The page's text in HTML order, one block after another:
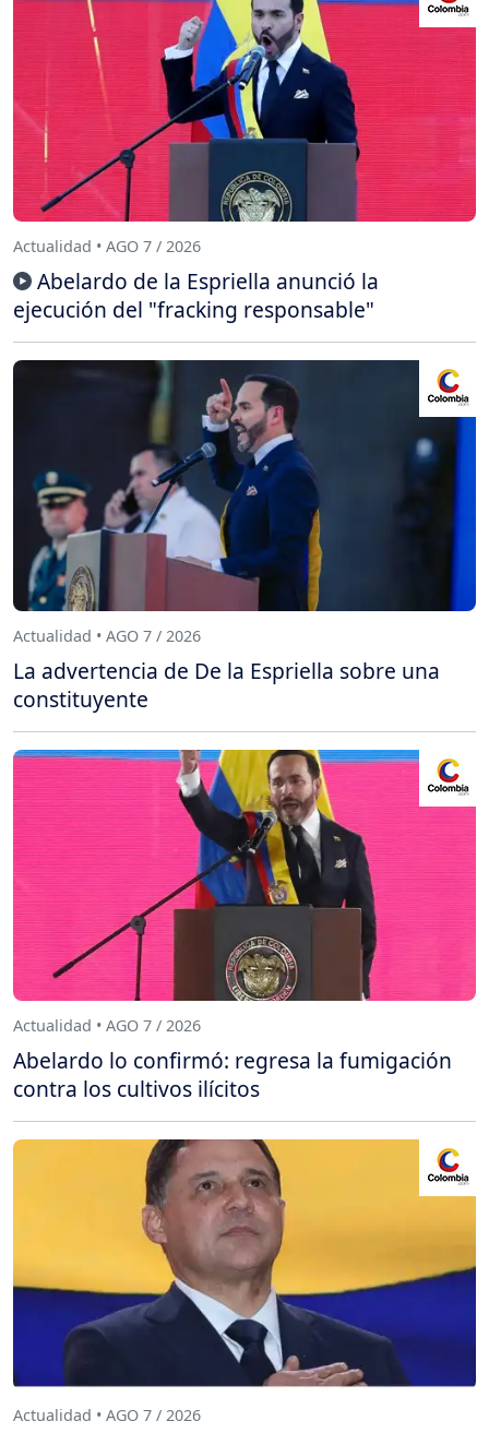
Actualidad • AGO 7 / 2026
Abelardo de la Espriella anunció la
ejecución del "fracking responsable"
Actualidad • AGO 7 / 2026
La advertencia de De la Espriella sobre una
constituyente
Actualidad • AGO 7 / 2026
Abelardo lo confirmó: regresa la fumigación
contra los cultivos ilícitos
Actualidad • AGO 7 / 2026